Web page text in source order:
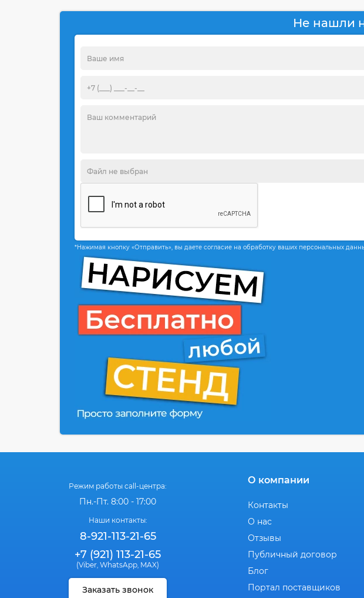
Не нашли
*Нажимая кнопку «Отправить», вы даете согласие на обработку ваших персональных
Режим работы call-центра:
Пн.-Пт. 8:00 - 17:00
Наши контакты:
8-921-113-21-65
+7 (921) 113-21-65
(Viber, WhatsApp, MAX)
Заказать звонок
О компании
Контакты
О нас
Отзывы
Публичный договор
Блог
Портал поставщиков